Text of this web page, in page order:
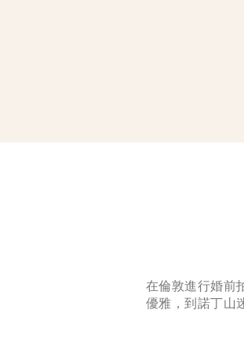
在倫敦進行婚前
優雅，到諾丁山